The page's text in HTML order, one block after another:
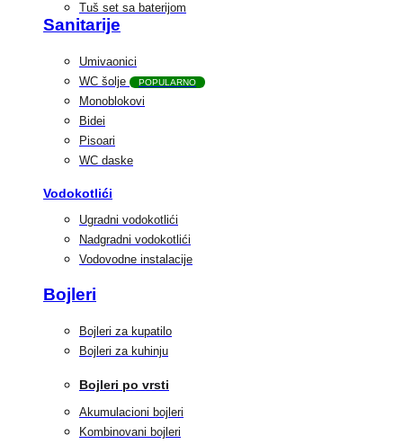
Tuš set sa baterijom
Sanitarije
Umivaonici
WC šolje
POPULARNO
Monoblokovi
Bidei
Pisoari
WC daske
Vodokotlići
Ugradni vodokotlići
Nadgradni vodokotlići
Vodovodne instalacije
Bojleri
Bojleri za kupatilo
Bojleri za kuhinju
Bojleri po vrsti
Akumulacioni bojleri
Kombinovani bojleri